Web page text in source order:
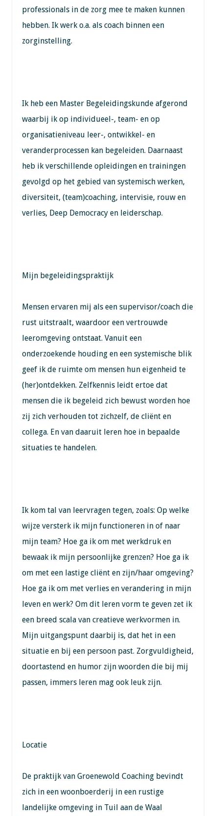
professionals in de zorg mee te maken kunnen
hebben. Ik werk o.a. als coach binnen een
zorginstelling.
Ik heb een Master Begeleidingskunde afgerond
waarbij ik op individueel-, team- en op
organisatieniveau leer-, ontwikkel- en
veranderprocessen kan begeleiden. Daarnaast
heb ik verschillende opleidingen en trainingen
gevolgd op het gebied van systemisch werken,
diversiteit, (team)coaching, intervisie, rouw en
verlies, Deep Democracy en leiderschap.
Mijn begeleidingspraktijk
Mensen ervaren mij als een supervisor/coach die
rust uitstraalt, waardoor een vertrouwde
leeromgeving ontstaat. Vanuit een
onderzoekende houding en een systemische blik
geef ik de ruimte om mensen hun eigenheid te
(her)ontdekken. Zelfkennis leidt ertoe dat
mensen die ik begeleid zich bewust worden hoe
zij zich verhouden tot zichzelf, de cliënt en
collega. En van daaruit leren hoe in bepaalde
situaties te handelen.
Ik kom tal van leervragen tegen, zoals: Op welke
wijze versterk ik mijn functioneren in of naar
mijn team? Hoe ga ik om met werkdruk en
bewaak ik mijn persoonlijke grenzen? Hoe ga ik
om met een lastige cliënt en zijn/haar omgeving?
Hoe ga ik om met verlies en verandering in mijn
leven en werk? Om dit leren vorm te geven zet ik
een breed scala van creatieve werkvormen in.
Mijn uitgangspunt daarbij is, dat het in een
situatie en bij een persoon past. Zorgvuldigheid,
doortastend en humor zijn woorden die bij mij
passen, immers leren mag ook leuk zijn.
Locatie
De praktijk van Groenewold Coaching bevindt
zich in een woonboerderij in een rustige
landelijke omgeving in Tuil aan de Waal